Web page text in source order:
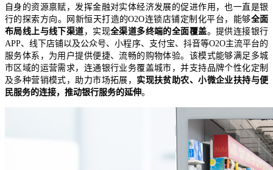
自身的资源禀赋，发挥金融对实体经济发展的促进作用，也一直是银
行的探索方向。网新恒天打造的O2O连锁店铺定制化平台，能够全面
布局线上与线下渠道 ，实现全渠道多终端的全面覆盖。提供连接银行
APP、线下店铺以及公众号、小程序、支付宝、抖音等O2O主流平台的
服务体系，为用户提供便捷、流畅的购物体验。该模式能够满足多城
市区域的运营需求，连通银行业务覆盖城市，并支持品牌个性化定制
及多种营销模式，助力市场拓展， 实现扶贫助农、小微企业扶持与便
民服务的连接，推动银行服务的延伸。